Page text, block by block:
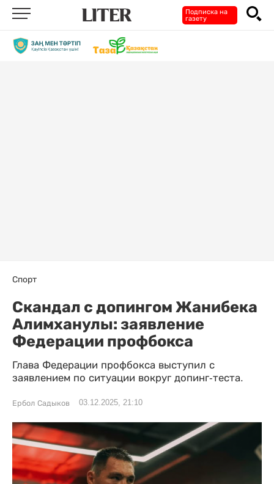
Подписка на
газету
Спорт
Скандал с допингом Жанибека
Алимханулы: заявление
Федерации профбокса
Глава Федерации профбокса выступил с
заявлением по ситуации вокруг допинг-теста.
Ербол Садыков 03.12.2025, 21:10